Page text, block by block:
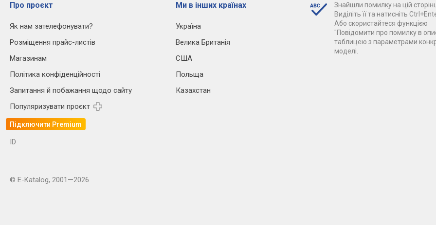
Про проєкт
Як нам зателефонувати?
Розміщення прайс-листів
Магазинам
Політика конфіденційності
Запитання й побажання щодо сайту
Популяризувати проєкт
Підключити Premium
Ми в інших країнах
Україна
Велика Британія
США
Польща
Казахстан
Знайшли помилку на цій
Виділіть її та натисніть
Або скористайтеся функцією
"Повідомити про помилку в
таблицею з параметрами
моделі.
ID
© E-Katalog, 2001—2026